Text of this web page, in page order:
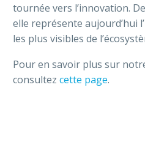
tournée vers l’innovation.
elle représente aujourd’hui
les plus visibles de
Pour en savoir plus sur
consultez cette page.